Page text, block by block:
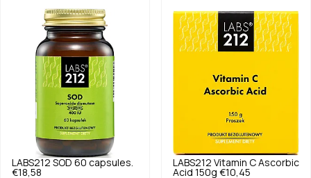
LABS212 SOD 60 capsules.
€18,58
LABS212 Vitamin C Ascorbic
Acid 150g €10,45